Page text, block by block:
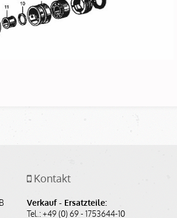
Kontakt
Verkauf - Ersatzteile:
Tel.: +49 (0) 69 - 1753644-10